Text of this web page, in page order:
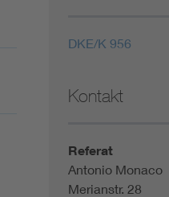
DKE/K 956
Kontakt
Referat
Antonio Monaco
Merianstr. 28